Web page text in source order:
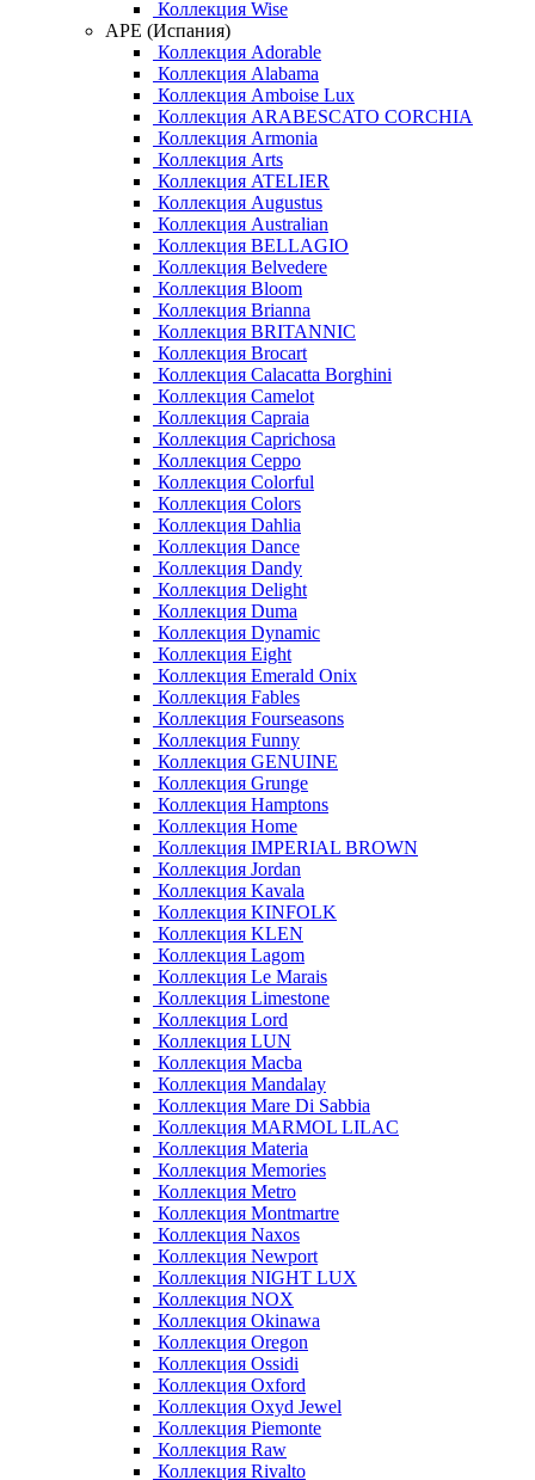
Коллекция Wise
APE (Испания)
Коллекция Adorable
Коллекция Alabama
Коллекция Amboise Lux
Коллекция ARABESCATO CORCHIA
Коллекция Armonia
Коллекция Arts
Коллекция ATELIER
Коллекция Augustus
Коллекция Australian
Коллекция BELLAGIO
Коллекция Belvedere
Коллекция Bloom
Коллекция Brianna
Коллекция BRITANNIC
Коллекция Brocart
Коллекция Calacatta Borghini
Коллекция Camelot
Коллекция Capraia
Коллекция Caprichosa
Коллекция Ceppo
Коллекция Colorful
Коллекция Colors
Коллекция Dahlia
Коллекция Dance
Коллекция Dandy
Коллекция Delight
Коллекция Duma
Коллекция Dynamic
Коллекция Eight
Коллекция Emerald Onix
Коллекция Fables
Коллекция Fourseasons
Коллекция Funny
Коллекция GENUINE
Коллекция Grunge
Коллекция Hamptons
Коллекция Home
Коллекция IMPERIAL BROWN
Коллекция Jordan
Коллекция Kavala
Коллекция KINFOLK
Коллекция KLEN
Коллекция Lagom
Коллекция Le Marais
Коллекция Limestone
Коллекция Lord
Коллекция LUN
Коллекция Macba
Коллекция Mandalay
Коллекция Mare Di Sabbia
Коллекция MARMOL LILAC
Коллекция Materia
Коллекция Memories
Коллекция Metro
Коллекция Montmartre
Коллекция Naxos
Коллекция Newport
Коллекция NIGHT LUX
Коллекция NOX
Коллекция Okinawa
Коллекция Oregon
Коллекция Ossidi
Коллекция Oxford
Коллекция Oxyd Jewel
Коллекция Piemonte
Коллекция Raw
Коллекция Rivalto